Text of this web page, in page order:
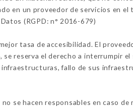
en un proveedor de servicios en
(RGPD: n° 2016-679)
tasa de accesibilidad. El
reserva el derecho a interrumpir
fallo de sus
se hacen responsables en caso